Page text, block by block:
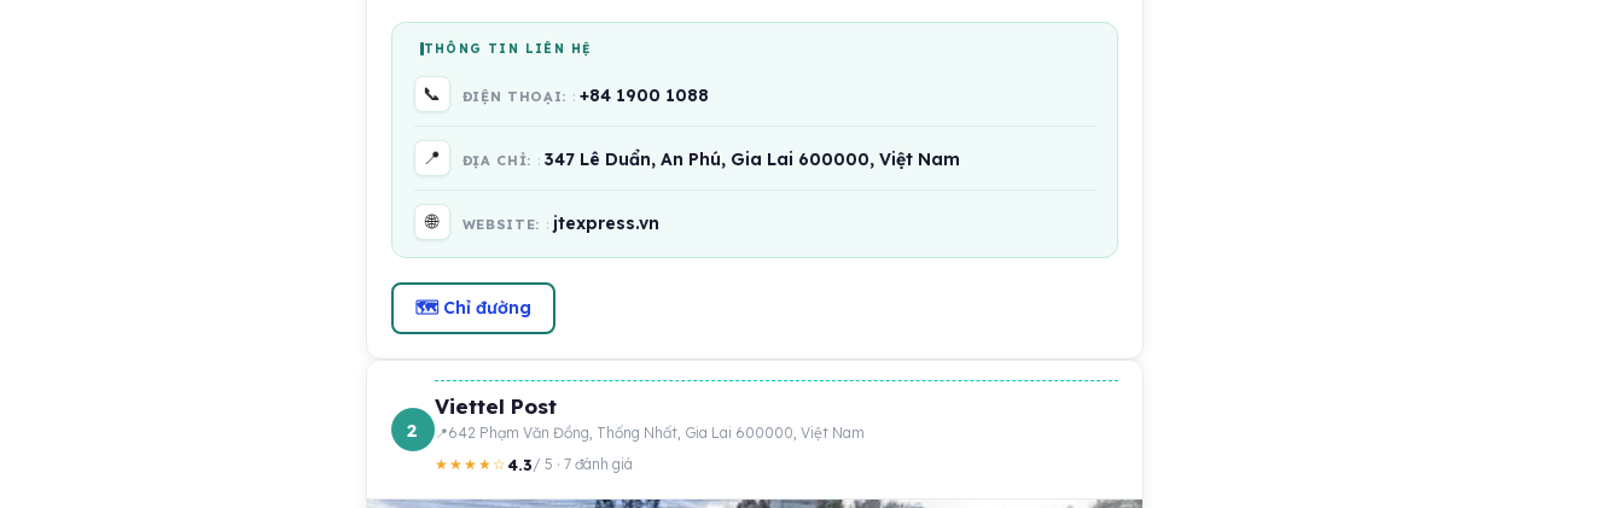
THÔNG TIN LIÊN HỆ
📞 ĐIỆN THOẠI: +84 1900 1088
📍 ĐỊA CHỈ: 347 Lê Duẩn, An Phú, Gia Lai 600000, Việt Nam
🌐 WEBSITE: jtexpress.vn
🗺 Chỉ đường
2
Viettel Post
642 Phạm Văn Đồng, Thống Nhất, Gia Lai 600000, Việt Nam
★★★★☆4.3/ 5 · 7 đánh giá